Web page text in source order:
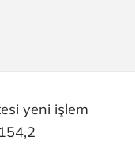
yeni işlem